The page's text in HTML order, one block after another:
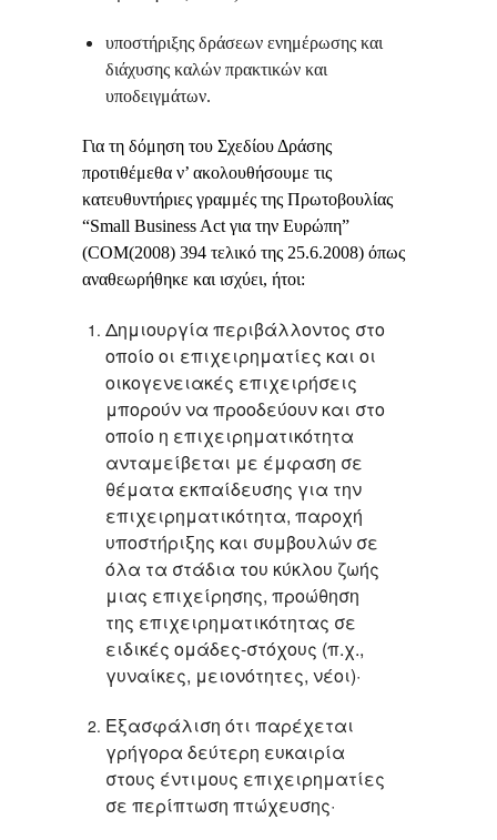
υποστήριξης δράσεων ενημέρωσης και
διάχυσης καλών πρακτικών και
υποδειγμάτων.
Για τη δόμηση του Σχεδίου Δράσης
προτιθέμεθα ν’ ακολουθήσουμε τις
κατευθυντήριες γραμμές της Πρωτοβουλίας
“Small Business Act για την Ευρώπη”
(COM(2008) 394 τελικό της 25.6.2008) όπως
αναθεωρήθηκε και ισχύει, ήτοι:
Δημιουργία περιβάλλοντος στο
οποίο οι επιχειρηματίες και οι
οικογενειακές επιχειρήσεις
μπορούν να προοδεύουν και στο
οποίο η επιχειρηματικότητα
ανταμείβεται με έμφαση σε
θέματα εκπαίδευσης για την
επιχειρηματικότητα, παροχή
υποστήριξης και συμβουλών σε
όλα τα στάδια του κύκλου ζωής
μιας επιχείρησης, προώθηση
της επιχειρηματικότητας σε
ειδικές ομάδες-στόχους (π.χ.,
γυναίκες, μειονότητες, νέοι)·
Εξασφάλιση ότι παρέχεται
γρήγορα δεύτερη ευκαιρία
στους έντιμους επιχειρηματίες
σε περίπτωση πτώχευσης·